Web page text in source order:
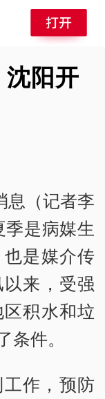
阳开
息（记者李
是病媒生
是媒介传
来，受强
积水和垃
件。
作，预防